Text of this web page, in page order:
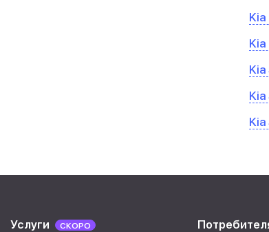
Kia
Kia
Kia
Услуги СКОРО